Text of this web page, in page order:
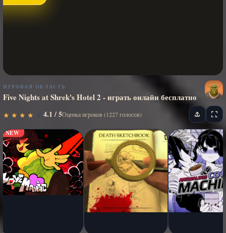
ИГРОВАЯ ОБЛАСТЬ
Five Nights at Shrek's Hotel 2 - играть онлайн бесплатно
★
★ ★
★ ★
★ ★
★ ★★ 4.1 / 5Оценка игроков (1227 голосов)
NEW